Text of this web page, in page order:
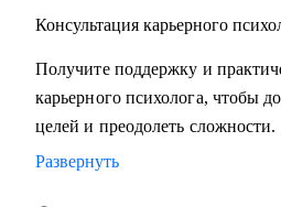
Консультация карьерного
Получите поддержку и
карьерного психолога, чтобы
целей и преодолеть сложности.
Развернуть